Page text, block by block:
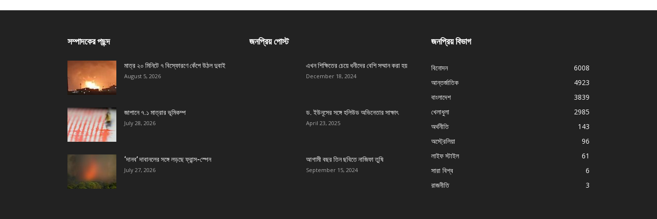
সম্পাদকের পছন্দ
মাত্র ২০ মিনিটে ৭ বিস্ফোরণে কেঁপে উঠল দুবাই
August 5, 2026
জাপানে ৭.১ মাত্রার ভূমিকম্প
July 28, 2026
‘দানব’ দাবানলের সঙ্গে লড়ছে ফ্রান্স-স্পেন
July 27, 2026
জনপ্রিয় পোস্ট
এখন শিক্ষিতের চেয়ে ধনীদের বেশি সম্মান করা হয়
December 18, 2024
ড. ইউনূসের সঙ্গে হলিউড অভিনেতার সাক্ষাৎ
April 23, 2025
আগামী বছর তিন ছবিতে নাজিফা তুষি
September 15, 2024
জনপ্রিয় বিভাগ
বিনোদন
6008
আন্তর্জাতিক
4923
বাংলাদেশ
3839
খেলাধুলা
2985
অর্থনীতি
143
অস্ট্রেলিয়া
96
লাইফ স্টাইল
61
সারা বিশ্ব
6
রাজনীতি
3